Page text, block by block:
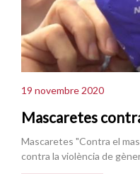
19 novembre 2020
Mascaretes
Mascaretes "Contra el
contra la violència de